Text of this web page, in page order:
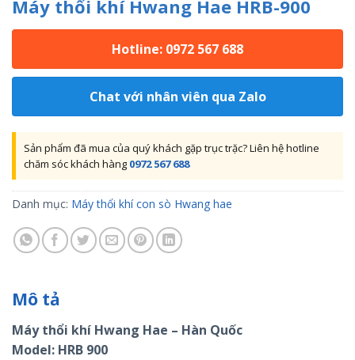
Máy thổi khí Hwang Hae HRB-900
Hotline: 0972 567 688
Chat với nhân viên qua Zalo
Sản phẩm đã mua của quý khách gặp trục trặc? Liên hệ hotline
chăm sóc khách hàng 0972 567 688
Danh mục: Máy thổi khí con sò Hwang hae
Mô tả
Máy thổi khí Hwang Hae – Hàn Quốc
Model: HRB 900